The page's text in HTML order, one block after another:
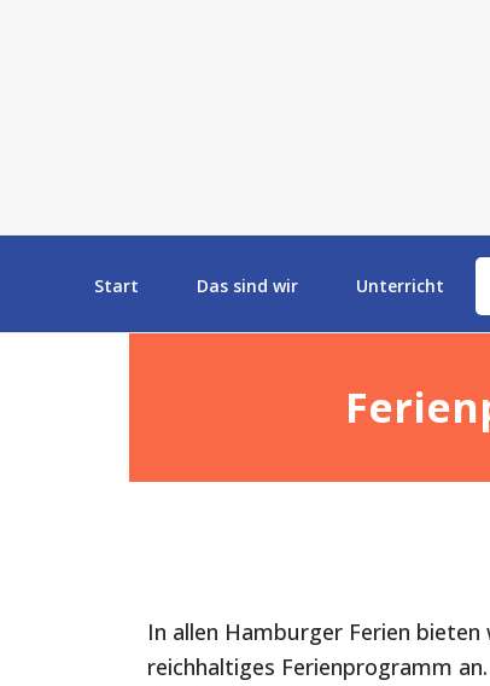
Start Das sind wir Unterricht
In allen Hamburger Ferien bieten
reichhaltiges Ferienprogramm